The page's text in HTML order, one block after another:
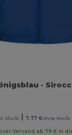
-
MwSt | 7.77 €ohne MwSt
Versand ab 79 € in